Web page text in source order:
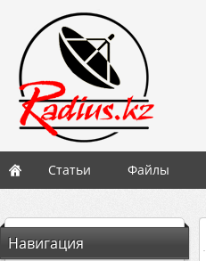
Статьи Файлы
Навигация